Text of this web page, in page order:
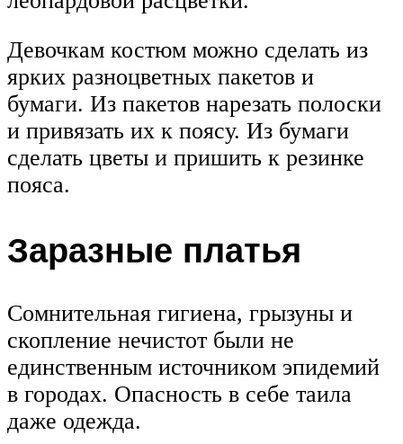
Девочкам костюм можно сделать из
ярких разноцветных пакетов и
бумаги. Из пакетов нарезать полоски
и привязать их к поясу. Из бумаги
сделать цветы и пришить к резинке
пояса.
Заразные платья
Сомнительная гигиена, грызуны и
скопление нечистот были не
единственным источником эпидемий
в городах. Опасность в себе таила
даже одежда.